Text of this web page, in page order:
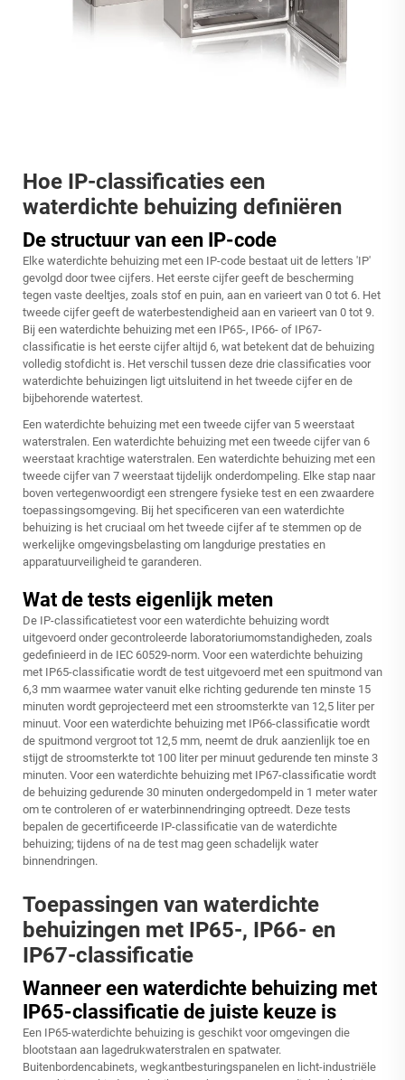
Hoe IP-classificaties een
waterdichte behuizing definiëren
De structuur van een IP-code
Elke waterdichte behuizing met een IP-code bestaat uit de letters 'IP'
gevolgd door twee cijfers. Het eerste cijfer geeft de bescherming
tegen vaste deeltjes, zoals stof en puin, aan en varieert van 0 tot 6. Het
tweede cijfer geeft de waterbestendigheid aan en varieert van 0 tot 9.
Bij een waterdichte behuizing met een IP65-, IP66- of IP67-
classificatie is het eerste cijfer altijd 6, wat betekent dat de behuizing
volledig stofdicht is. Het verschil tussen deze drie classificaties voor
waterdichte behuizingen ligt uitsluitend in het tweede cijfer en de
bijbehorende watertest.
Een waterdichte behuizing met een tweede cijfer van 5 weerstaat
waterstralen. Een waterdichte behuizing met een tweede cijfer van 6
weerstaat krachtige waterstralen. Een waterdichte behuizing met een
tweede cijfer van 7 weerstaat tijdelijk onderdompeling. Elke stap naar
boven vertegenwoordigt een strengere fysieke test en een zwaardere
toepassingsomgeving. Bij het specificeren van een waterdichte
behuizing is het cruciaal om het tweede cijfer af te stemmen op de
werkelijke omgevingsbelasting om langdurige prestaties en
apparatuurveiligheid te garanderen.
Wat de tests eigenlijk meten
De IP-classificatietest voor een waterdichte behuizing wordt
uitgevoerd onder gecontroleerde laboratoriumomstandigheden, zoals
gedefinieerd in de IEC 60529-norm. Voor een waterdichte behuizing
met IP65-classificatie wordt de test uitgevoerd met een spuitmond van
6,3 mm waarmee water vanuit elke richting gedurende ten minste 15
minuten wordt geprojecteerd met een stroomsterkte van 12,5 liter per
minuut. Voor een waterdichte behuizing met IP66-classificatie wordt
de spuitmond vergroot tot 12,5 mm, neemt de druk aanzienlijk toe en
stijgt de stroomsterkte tot 100 liter per minuut gedurende ten minste 3
minuten. Voor een waterdichte behuizing met IP67-classificatie wordt
de behuizing gedurende 30 minuten ondergedompeld in 1 meter water
om te controleren of er waterbinnendringing optreedt. Deze tests
bepalen de gecertificeerde IP-classificatie van de waterdichte
behuizing; tijdens of na de test mag geen schadelijk water
binnendringen.
Toepassingen van waterdichte
behuizingen met IP65-, IP66- en
IP67-classificatie
Wanneer een waterdichte behuizing met
IP65-classificatie de juiste keuze is
Een IP65-waterdichte behuizing is geschikt voor omgevingen die
blootstaan aan lagedrukwaterstralen en spatwater.
Buitenbordencabinets, wegkantbesturingspanelen en licht-industriële